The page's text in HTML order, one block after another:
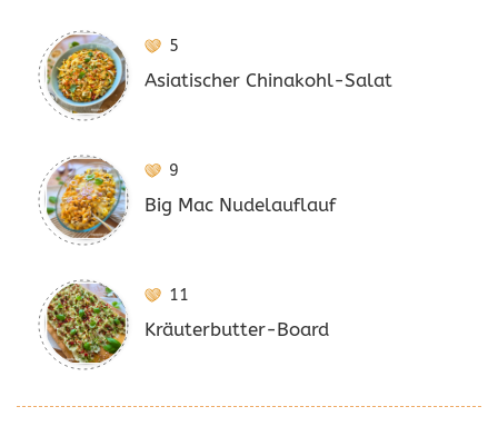
5
Asiatischer Chinakohl-Salat
9
Big Mac Nudelauflauf
11
Kräuterbutter-Board